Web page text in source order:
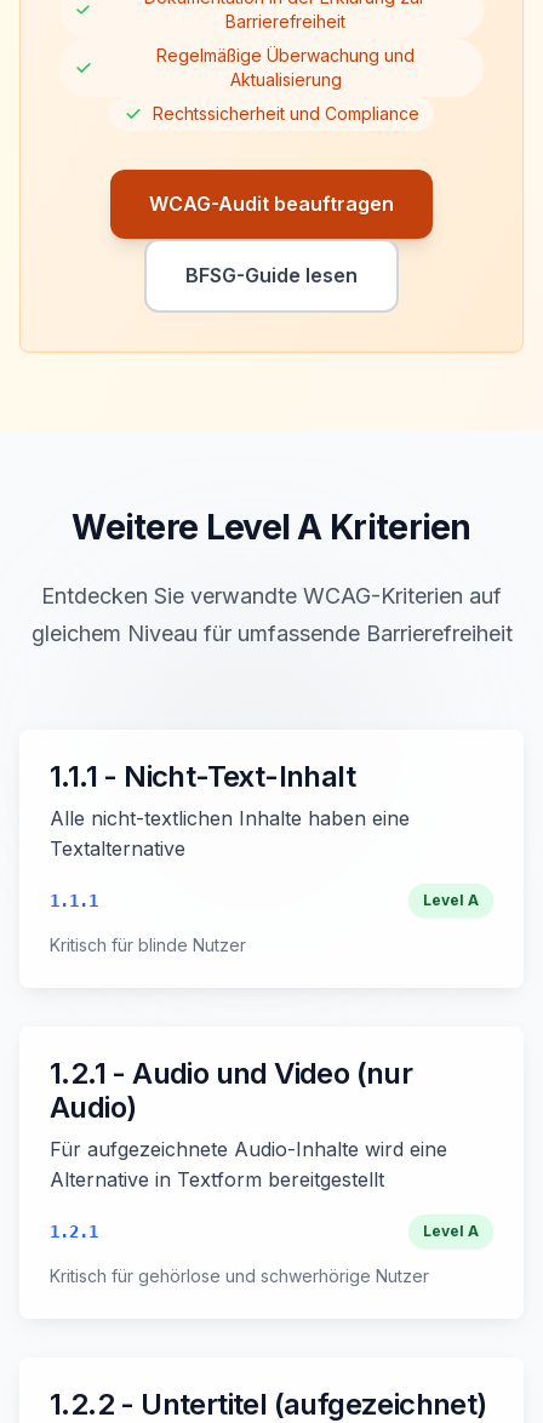
Barrierefreiheit
Regelmäßige Überwachung und
Aktualisierung
Rechtssicherheit und Compliance
WCAG-Audit beauftragen
BFSG-Guide lesen
Weitere LevelAKriterien
Entdecken Sie verwandte WCAG-Kriterien auf
gleichem Niveau für umfassende Barrierefreiheit
1.1.1 - Nicht-Text-Inhalt
Alle nicht-textlichen Inhalte haben eine
Textalternative
1.1.1 Level A
Kritisch für blinde Nutzer
1.2.1 - Audio und Video (nur
Audio)
Für aufgezeichnete Audio-Inhalte wird eine
Alternative in Textform bereitgestellt
1.2.1 Level A
Kritisch für gehörlose und schwerhörige Nutzer
1.2.2 - Untertitel (aufgezeichnet)